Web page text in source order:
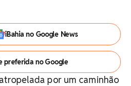
iBahia no Google News
preferida no Google
por um caminhão